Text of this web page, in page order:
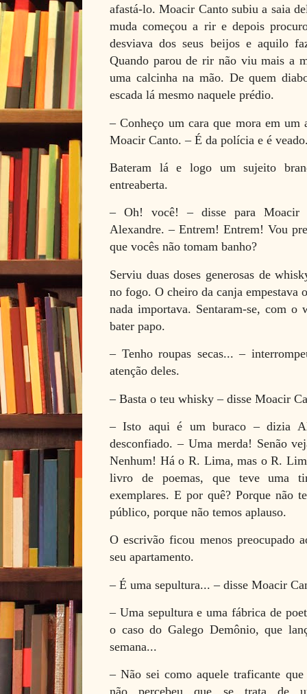
afastá-lo. Moacir Canto subiu a saia
muda começou a rir e depois
desviava dos seus beijos e aquilo
Quando parou de rir não viu mais a
uma calcinha na mão. De quem
escada lá mesmo naquele prédio.
– Conheço um cara que mora em um
Moacir Canto. – É da polícia e é
Bateram lá e logo um sujeito
entreaberta.
– Oh! você! – disse para Moacir
Alexandre. – Entrem! Entrem! Vou
que vocês não tomam banho?
Serviu duas doses generosas de
no fogo. O cheiro da canja empestava
nada importava. Sentaram-se, com o
bater papo.
– Tenho roupas secas... –
atenção deles.
– Basta o teu whisky – disse Moacir
– Isto aqui é um buraco – dizia
desconfiado. – Uma merda! Senão
Nenhum! Há o R. Lima, mas o R.
livro de poemas, que teve uma
exemplares. E por quê? Porque não
público, porque não temos aplauso.
O escrivão ficou menos preocupado
seu apartamento.
– É uma sepultura... – disse Moacir
– Uma sepultura e uma fábrica de
o caso do Galego Demônio, que
semana...
– Não sei como aquele traficante que